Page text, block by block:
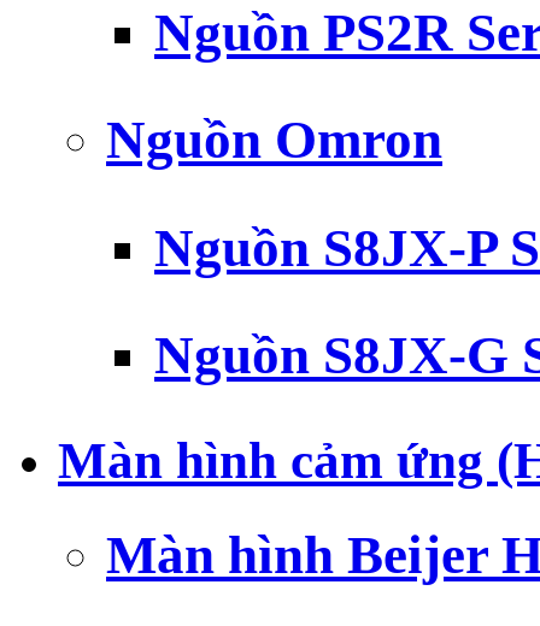
Nguồn PS2R
Nguồn Omron
Nguồn S8JX-P
Nguồn S8JX-G
Màn hình cảm ứng
Màn hình Beijer